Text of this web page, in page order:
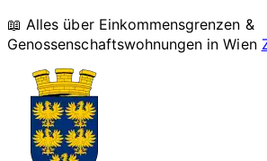
📖 Alles über Einkommensgrenzen &
Genossenschaftswohnungen inWien